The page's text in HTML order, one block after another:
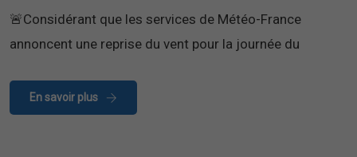
🚨Considérant que les services de Météo-France
annoncent une reprise du vent pour la journée du
En savoir plus